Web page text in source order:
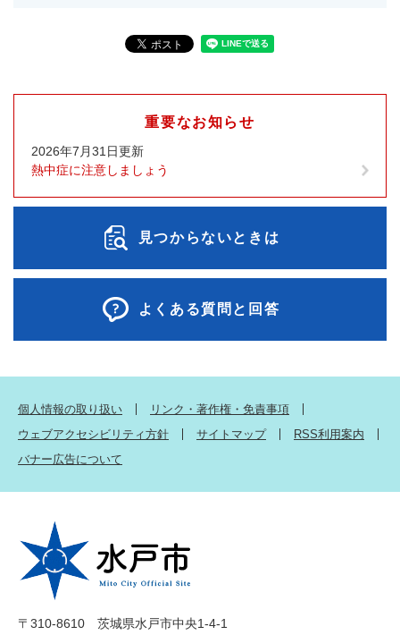
重要なお知らせ
2026年7月31日更新
熱中症に注意しましょう
見つからないときは
よくある質問と回答
個人情報の取り扱い
リンク・著作権・免責事項
ウェブアクセシビリティ方針
サイトマップ
RSS利用案内
バナー広告について
〒310-8610 茨城県水戸市中央1-4-1